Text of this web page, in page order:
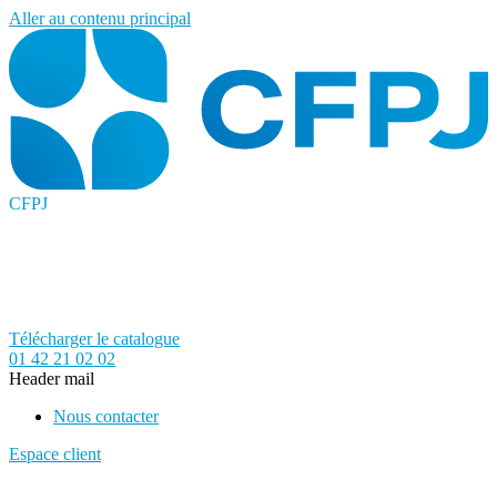
Aller au contenu principal
CFPJ
Télécharger le catalogue
01 42 21 02 02
Header mail
Nous contacter
Espace client